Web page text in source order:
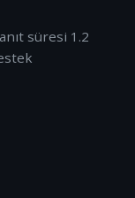
süresi 1.2